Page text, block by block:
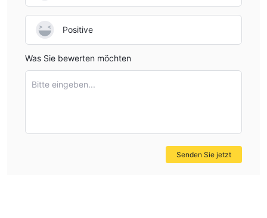
Positive
Was Sie bewerten möchten
Bitte eingeben...
Senden Sie jetzt